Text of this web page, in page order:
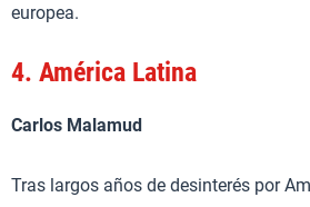
europea.
4. América Latina
Carlos Malamud
Tras largos años de desinterés por